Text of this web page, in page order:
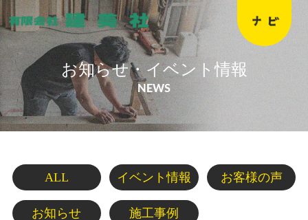
お知らせ・イベント情報
NEWS
ALL イベント情報 お客様の声
お知らせ 施工事例